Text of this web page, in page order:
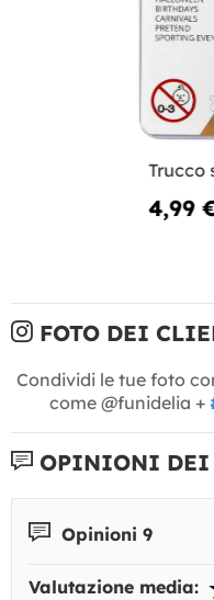
Trucco
4,99
FOTO DEI
Condividi le tue foto
come @funidelia +
OPINIONI
Opinioni 9
Valutazione media: